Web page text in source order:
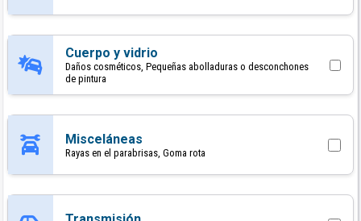
Cuerpo y vidrio
Daños cosméticos, Pequeñas abolladuras o desconchones
de pintura
Misceláneas
Rayas en el parabrisas, Goma rota